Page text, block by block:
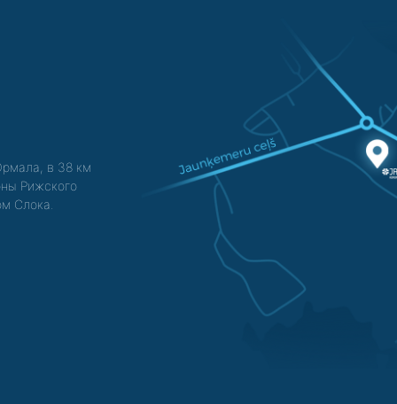
в 38 км
Рижского
Слока.